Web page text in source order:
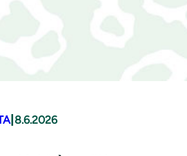
| 8.6.2026